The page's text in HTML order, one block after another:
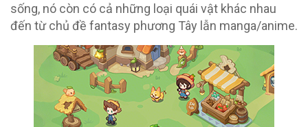
sống, nó còn có cả những loại quái vật khác nhau
đến từ chủ đề fantasy phương Tây lẫn manga/anime.